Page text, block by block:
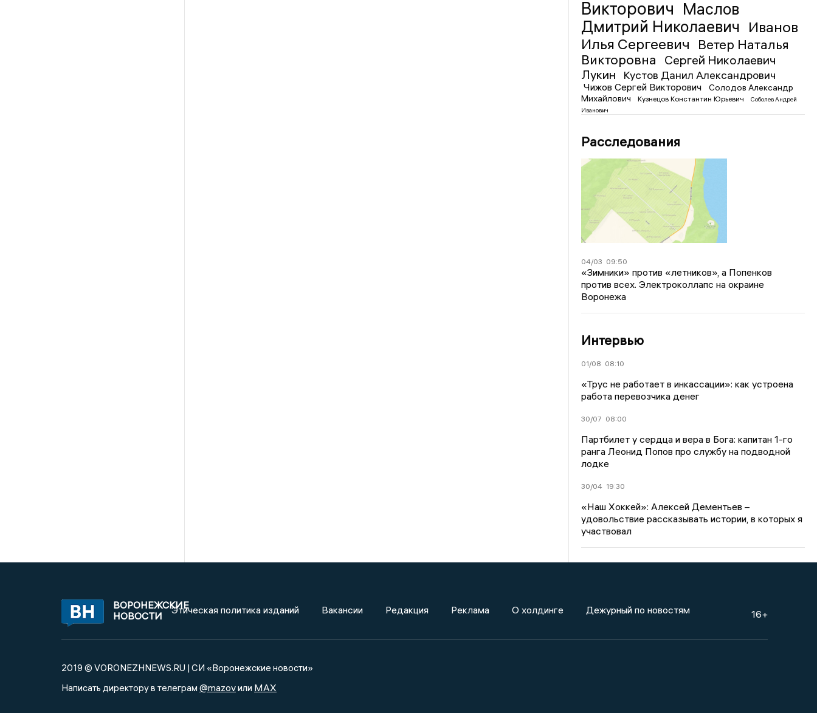
Викторович Маслов
Дмитрий Николаевич Иванов
Илья Сергеевич
Ветер Наталья
Викторовна
Сергей Николаевич
Лукин
Кустов Данил Александрович
Чижов Сергей Викторович
Солодов Александр
Михайлович
Кузнецов Константин Юрьевич
Соболев Андрей
Иванович
Расследования
04/03 09:50
«Зимники» против «летников», а Попенков
против всех. Электроколлапс на окраине
Воронежа
Интервью
01/08 08:10
«Трус не работает в инкассации»: как устроена
работа перевозчика денег
30/07 08:00
Партбилет у сердца и вера в Бога: капитан 1-го
ранга Леонид Попов про службу на подводной
лодке
30/04 19:30
«Наш Хоккей»: Алексей Дементьев –
удовольствие рассказывать истории, в которых я
участвовал
ВОРОНЕЖСКИЕ
НОВОСТИ
Этическая политика изданий Вакансии Редакция Реклама О холдинге Дежурный по новостям 16+
2019 © VORONEZHNEWS.RU | СИ «Воронежские новости»
Написать директору в телеграм @mazovили MAX